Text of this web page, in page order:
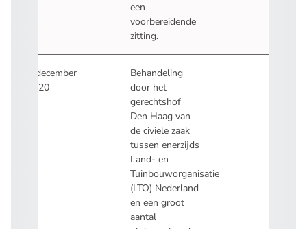
een
voorbereidende
zitting.
7 december
2020
Behandeling
door het
gerechtshof
Den Haag van
de civiele zaak
tussen enerzijds
Land- en
Tuinbouworganisatie
(LTO) Nederland
en een groot
aantal